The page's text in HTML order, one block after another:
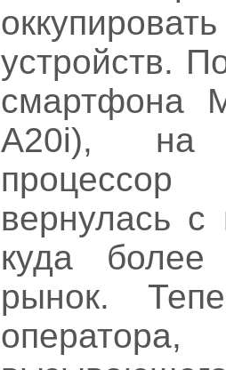
устройств.
смартфона
A20i), на
процессор
вернулась
куда
рынок.